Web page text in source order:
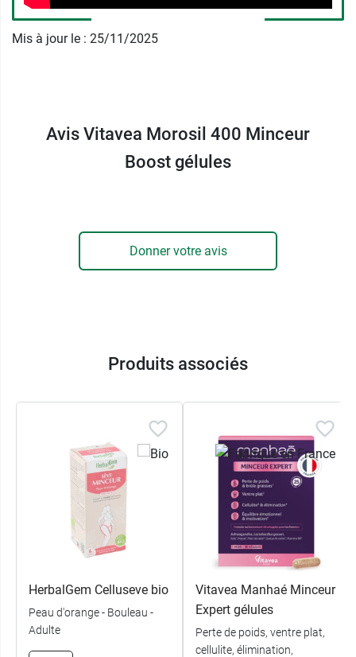
Mis à jour le : 25/11/2025
Avis Vitavea Morosil 400 Minceur
Boost gélules
Donner votre avis
Produits associés
HerbalGem Celluseve bio
Peau d'orange - Bouleau -
Adulte
Vitavea Manhaé Minceur
Expert gélules
Perte de poids, ventre plat,
cellulite, élimination,